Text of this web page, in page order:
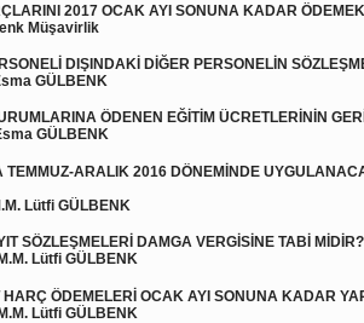
2017 OCAK AYI SONUNA KADAR
Müşavirlik
DIŞINDAKİ DİĞER PERSONELİN
GÜLBENK
ÖDENEN EĞİTİM ÜCRETLERİNİN
GÜLBENK
TEMMUZ-ARALIK 2016 DÖNEMİNDE
Lütfi GÜLBENK
SÖZLEŞMELERİ DAMGA VERGİSİNE TABİ MİDİR?
Lütfi GÜLBENK
ÖDEMELERİ OCAK AYI SONUNA KADAR
Lütfi GÜLBENK